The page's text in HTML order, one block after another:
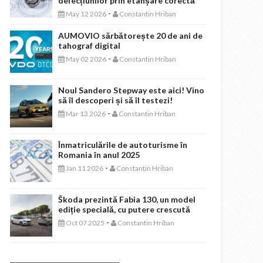
May 12 2026 - Constantin Hriban
AUMOVIO sărbătorește 20 de ani de
tahograf digital
May 02 2026 - Constantin Hriban
Noul Sandero Stepway este aici! Vino
să îl descoperi și să îl testezi!
Mar 13 2026 - Constantin Hriban
Înmatriculările de autoturisme în
Romania în anul 2025
Jan 11 2026 - Constantin Hriban
Škoda prezintă Fabia 130, un model
ediție specială, cu putere crescută
Oct 07 2025 - Constantin Hriban